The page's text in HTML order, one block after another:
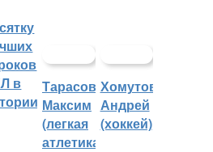
в
Тарасов
Максим
(легкая
атлетика)
Хомутов
Андрей
(хоккей)